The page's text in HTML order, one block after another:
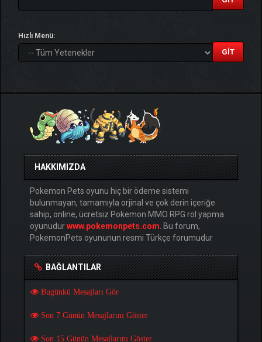
Hızlı Menü:
HAKKIMIZDA
Pokemon Pets oyunu hiç bir ödeme sistemi
bulunmayan, tamamıyla orjinal ve çok derin içeriğe
sahip, online, ücretsiz Pokemon MMO RPG rol yapma
oyunudurwww.pokemonpets.com . Bu forum,
PokemonPets oyununun resmi Türkçe forumudur
BAĞLANTILAR
Bugünkü Mesajları Gör
Son 7 Günün Mesajlarını Göster
Son 15 Günün Mesajlarını Göster